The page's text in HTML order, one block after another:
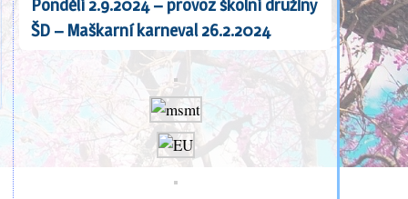
Pondělí 2.9.2024 – provoz školní družiny
ŠD – Maškarní karneval 26.2.2024